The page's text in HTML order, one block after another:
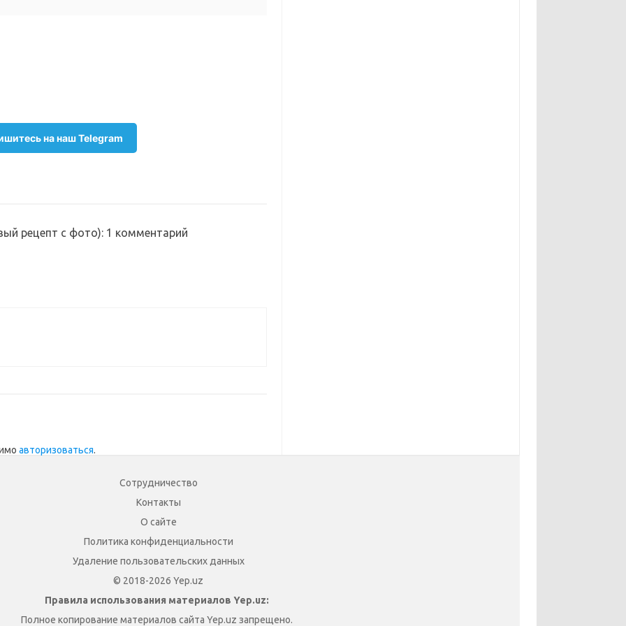
на наш Telegram
рецепт с фото): 1 комментарий
авторизоваться.
Сотрудничество
Контакты
О сайте
Политика конфиденциальности
Удаление пользовательских данных
© 2018-2026 Yep.uz
Правила использования материалов Yep.uz:
Полное копирование материалов сайта Yep.uz запрещено.